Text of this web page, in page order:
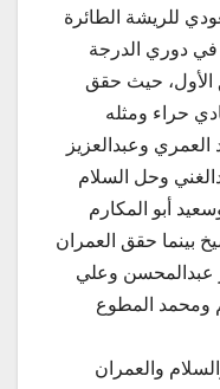
للريشة الطائرة
في دوري الدرجة
الأول، حيث حقق
حراء ومثله
العمري وعبدالعزيز
وحل السلام
أبو المكارم
بينما حقق العمران
عبدالمحسن وعلي
ومحمد المطوع
والعمران